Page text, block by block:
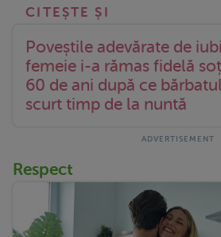
Poveștile adevărate de
femeie i-a rămas fidelă
60 de ani după ce
scurt timp de la nuntă
Respect